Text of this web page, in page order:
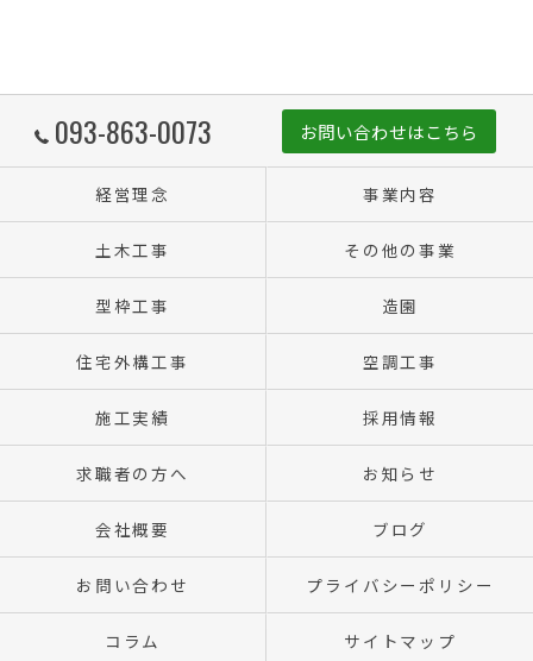
093-863-0073 お問い合わせはこちら
経営理念 事業内容
土木工事 その他の事業
型枠工事 造園
住宅外構工事 空調工事
施工実績 採用情報
求職者の方へ お知らせ
会社概要 ブログ
お問い合わせ プライバシーポリシー
コラム サイトマップ